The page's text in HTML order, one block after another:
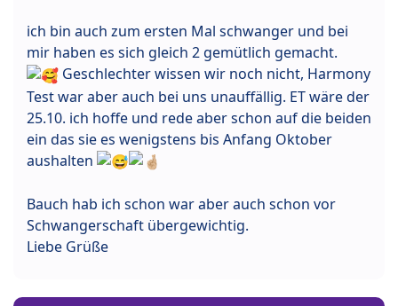
ich bin auch zum ersten Mal schwanger und bei
mir haben es sich gleich 2 gemütlich gemacht.
Geschlechter wissen wir noch nicht, Harmony
Test war aber auch bei uns unauffällig. ET wäre der
25.10. ich hoffe und rede aber schon auf die beiden
ein das sie es wenigstens bis Anfang Oktober
aushalten
Bauch hab ich schon war aber auch schon vor
Schwangerschaft übergewichtig.
Liebe Grüße